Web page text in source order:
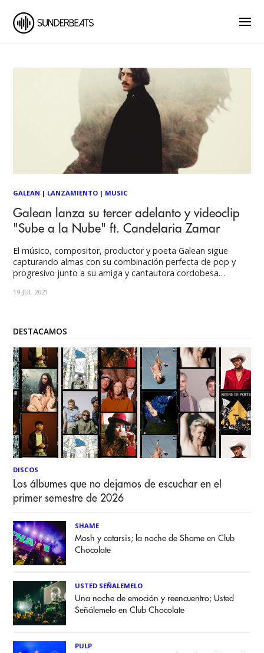
GALEAN | LANZAMIENTO | MUSIC
Galean lanza su tercer adelanto y videoclip
"Sube a la Nube" ft. Candelaria Zamar
El músico, compositor, productor y poeta Galean sigue
capturando almas con su combinación perfecta de pop y
progresivo junto a su amiga y cantautora cordobesa
Nube". "Sube a la Nube surge de un momento en el que
19 JUL 2021
DESTACAMOS
DISCOS
Los álbumes que no dejamos de escuchar en el
primer semestre de 2026
SHAME
Mosh y catarsis; la noche de Shame en Club
Chocolate
USTED SEÑALEMELO
Una noche de emoción y reencuentro; Usted
Señálemelo en Club Chocolate
PULP